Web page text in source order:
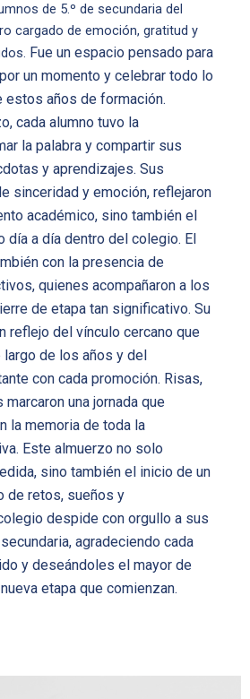
de 5.º de secundaria del
cargado de emoción, gratitud y
Fue un espacio pensado para
un momento y celebrar todo lo
estos años de formación.
cada alumno tuvo la
la palabra y compartir sus
y aprendizajes. Sus
sinceridad y emoción, reflejaron
académico, sino también el
día a día dentro del colegio. El
con la presencia de
quienes acompañaron a los
de etapa tan significativo. Su
reflejo del vínculo cercano que
de los años y del
con cada promoción. Risas,
marcaron una jornada que
la memoria de toda la
Este almuerzo no solo
sino también el inicio de un
de retos, sueños y
despide con orgullo a sus
agradeciendo cada
y deseándoles el mayor de
etapa que comienzan.